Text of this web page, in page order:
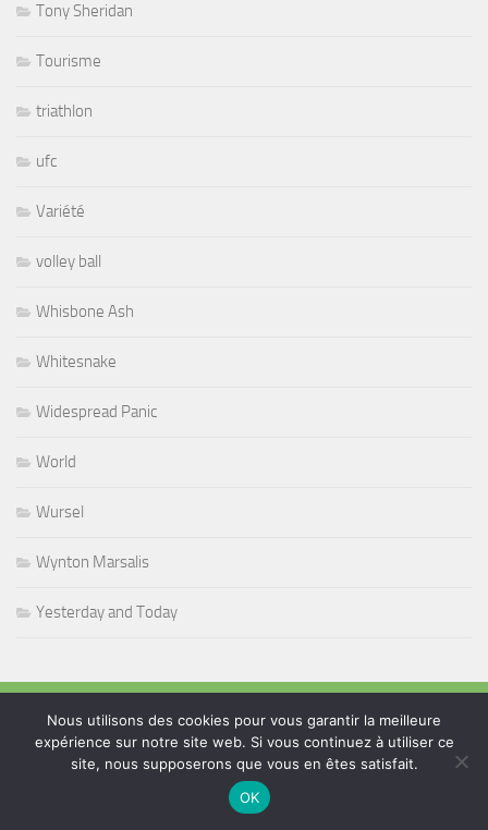
Tony Sheridan
Tourisme
triathlon
ufc
Variété
volley ball
Whisbone Ash
Whitesnake
Widespread Panic
World
Wursel
Wynton Marsalis
Yesterday and Today
PLUSNous utilisons des cookies pour vous garantir la meilleure
expérience sur notre site web. Si vous continuez à utiliser ce
site, nous supposerons que vous en êtes satisfait.
OK